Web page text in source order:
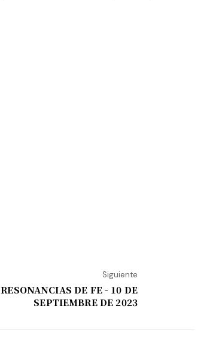
Siguiente
RESONANCIAS DE FE - 10 DE
SEPTIEMBRE DE 2023